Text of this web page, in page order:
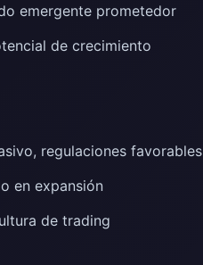
emergente prometedor
de crecimiento
regulaciones favorables
en expansión
de trading